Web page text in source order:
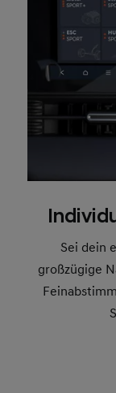
Sei dein
großzügige